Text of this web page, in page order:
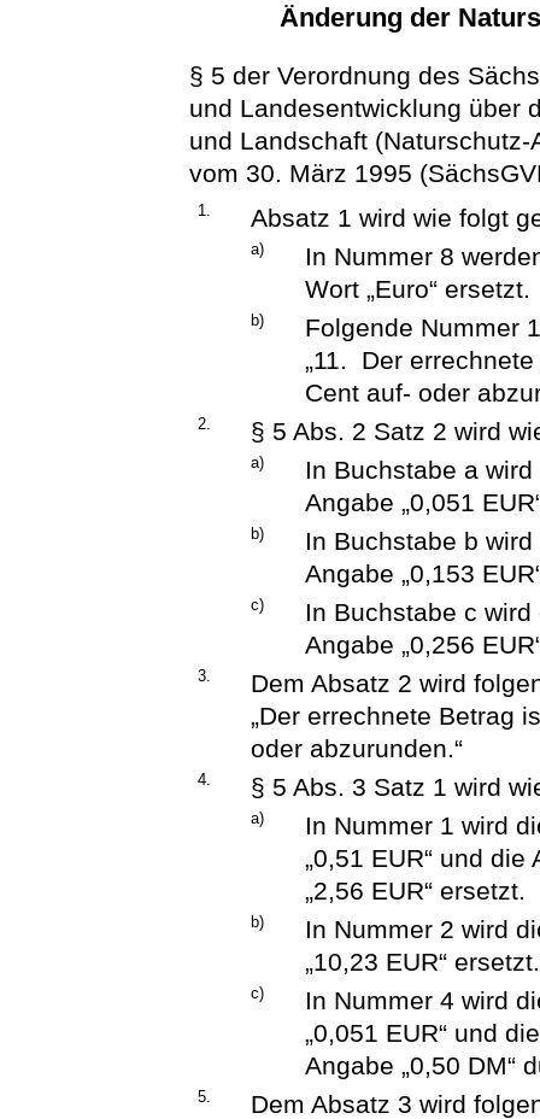
Änderung der
§ 5 der Verordnung des
und Landesentwicklung über
und Landschaft
vom 30. März 1995
1. Absatz 1 wird wie folgt
a)
In Nummer 8
Wort „Euro“ ersetzt.
b)
Folgende Nummer
„11. Der
Cent auf- oder
2. § 5 Abs. 2 Satz 2 wird
a)
In Buchstabe a wird
Angabe „0,051
b)
In Buchstabe b wird
Angabe „0,153
c)
In Buchstabe c wird
Angabe „0,256
3.
Dem Absatz 2 wird
„Der errechnete Betrag
oder abzurunden.“
4. § 5 Abs. 3 Satz 1 wird
a)
In Nummer 1 wird
„0,51 EUR“ und die
„2,56 EUR“ ersetzt.
b)
In Nummer 2 wird
„10,23 EUR“ ersetzt.
c)
In Nummer 4 wird
„0,051 EUR“ und die
Angabe „0,50 DM“
5.
Dem Absatz 3 wird